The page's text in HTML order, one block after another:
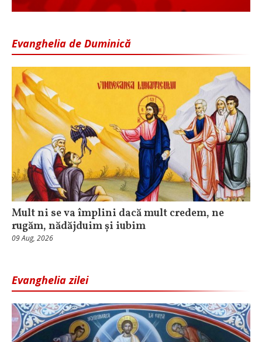
Evanghelia de Duminică
Mult ni se va împlini dacă mult credem, ne
rugăm, nădăjduim și iubim
09 Aug, 2026
Evanghelia zilei